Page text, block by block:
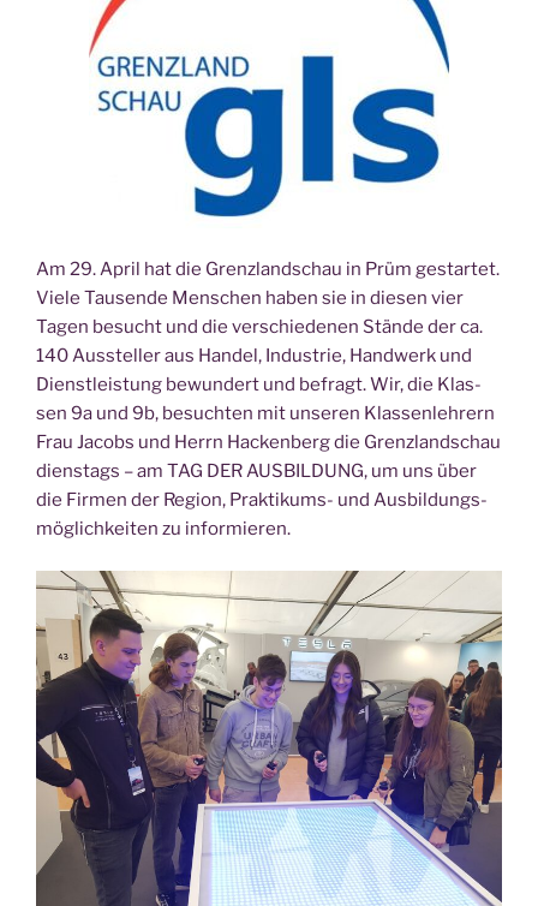
Am 29. April hat die Grenz­land­schau in Prüm gestar­tet.
Vie­le Tau­sen­de Men­schen haben sie in die­sen vier
Tagen besucht und die ver­schie­de­nen Stän­de der ca.
140 Aus­stel­ler aus Han­del, Indus­trie, Hand­werk und
Dienst­leis­tung bewun­dert und befragt. Wir, die Klas­
sen 9a und 9b, besuch­ten mit unse­ren Klas­sen­leh­rern
Frau Jacobs und Herrn Hacken­berg die Grenz­land­schau
diens­tags – am TAG DER AUSBILDUNG, um uns über
die Fir­men der Regi­on, Prak­ti­kums- und Aus­bil­dungs­
mög­lich­kei­ten zu informieren.